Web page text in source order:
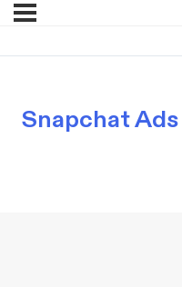
Snapchat Ads